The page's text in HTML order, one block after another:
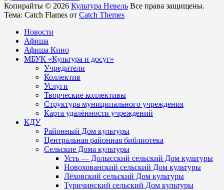
Копирайты © 2026 Культура Невель Все права защищены.
Тема: Catch Flames от Catch Themes
Новости
Афиша
Афиша Кино
МБУК «Культура и досуг»
Учредители
Коллектив
Услуги
Творческие коллективы
Структура муниципального учреждения
Карта удалённости учреждений
КДУ
Районный Дом культуры
Центральная районная библиотека
Сельские Дома культуры
Усть — Долысский сельский Дом культуры
Новохованский сельский Дом культуры
Лёховский сельский Дом культуры
Туричинский сельский Дом культуры